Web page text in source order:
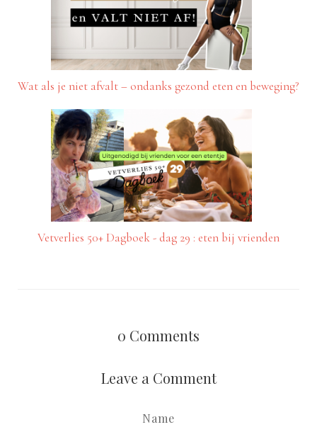
Wat als je niet afvalt – ondanks gezond eten en beweging?
Vetverlies 50+ Dagboek - dag 29 : eten bij vrienden
0 Comments
Leave a Comment
Name